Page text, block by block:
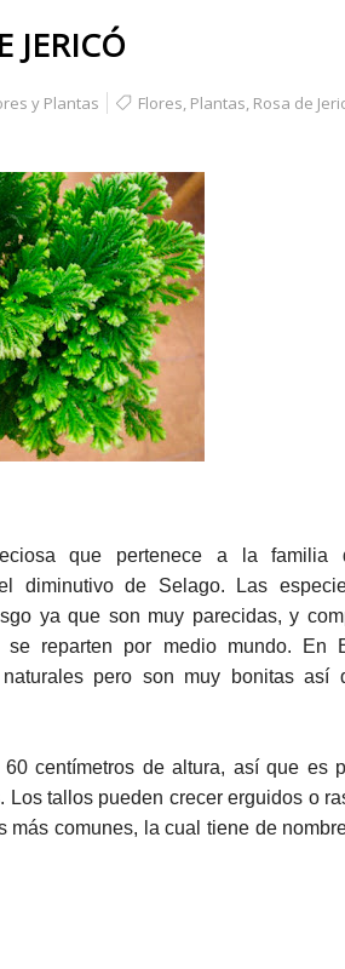
JERICÓ
y Plantas Flores, Plantas, Rosa de
que pertenece a la familia
diminutivo de Selago. Las
ya que son muy parecidas, y
reparten por medio mundo. En
pero son muy bonitas así
centímetros de altura, así que es
tallos pueden crecer erguidos o
comunes, la cual tiene de